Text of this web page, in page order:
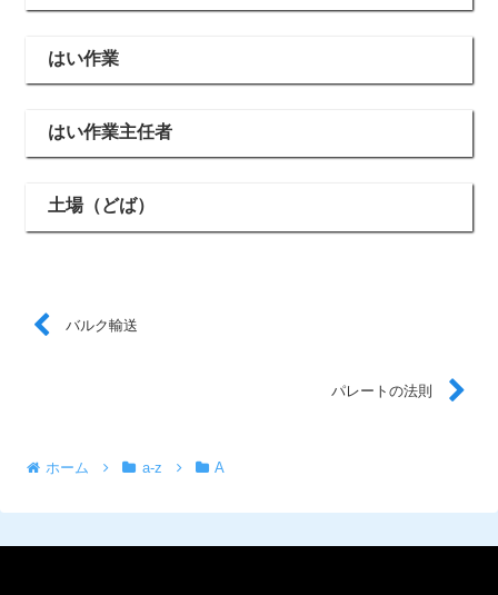
はい作業
はい作業主任者
土場（どば）
バルク輸送
パレートの法則
ホーム a-z A